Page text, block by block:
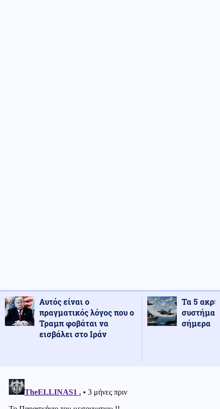
Αυτός είναι ο
πραγματικός λόγος που ο
Τραμπ φοβάται να
εισβάλει στο Ιράν
Τα 5
σήμερα